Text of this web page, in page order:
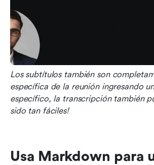
Los subtítulos también son
específica de la reunión ingresando
específico, la transcripción también
sido tan fáciles!
Usa Markdown para